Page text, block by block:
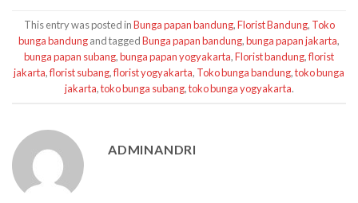
This entry was posted inBunga papan bandung,Florist Bandung, Toko
bunga bandungand taggedBunga papan bandung,bunga papan jakarta,
bunga papan subang,bunga papan yogyakarta,Florist bandung,florist
jakarta,florist subang,florist yogyakarta, Toko bunga bandung,toko bunga
jakarta,toko bunga subang,toko bunga yogyakarta.
ADMINANDRI